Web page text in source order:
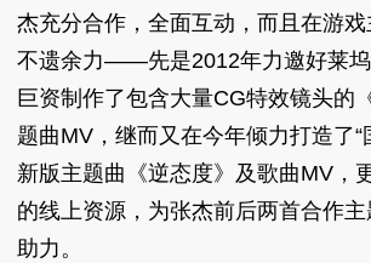
杰充分合作，全面互动，而且在游
不遗余力——先是2012年力邀好莱
巨资制作了包含大量CG特效镜头的
题曲MV，继而又在今年倾力打造了“
新版主题曲《逆态度》及歌曲MV，
的线上资源，为张杰前后两首合作
助力。